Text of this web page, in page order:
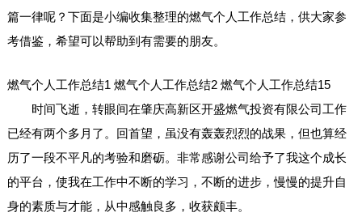
篇一律呢？下面是小编收集整理的燃气个人工作总结，供大家参
考借鉴，希望可以帮助到有需要的朋友。
燃气个人工作总结1
时间飞逝，转眼间在肇庆高新区开盛燃气投资有限公司工作
已经有两个多月了。回首望，虽没有轰轰烈烈的战果，但也算经
历了一段不平凡的考验和磨砺。非常感谢公司给予了我这个成长
的平台，使我在工作中不断的学习，不断的进步，慢慢的提升自
身的素质与才能，从中感触良多，收获颇丰。
燃气个人工作总结2 燃气个人工作总结15